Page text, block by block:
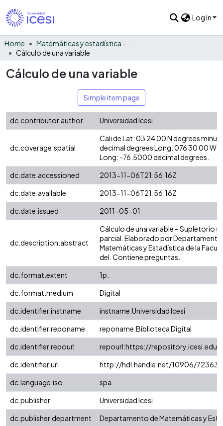
Log In
Home
Cálculo de una variable
Cálculo de una variable
Simple item page
dc.contributor.author Universidad Icesi
dc.coverage.spatial
Cali de Lat: 03 24 00 N degrees
decimal degrees Long: 076 30 00 W
Long: -76.5000 decimal degrees.
dc.date.accessioned
2013-11-06T21:56:16Z
dc.date.available
2013-11-06T21:56:16Z
dc.date.issued
2011-05-01
dc.description.abstract
Cálculo de una variable – Supletorio
parcial. Elaborado por
Matemáticas y Estadística de la
del. Contiene preguntas.
dc.format.extent
1p.
dc.format.medium
Digital
dc.identifier.instname
instname:Universidad Icesi
dc.identifier.reponame
reponame:Biblioteca Digital
dc.identifier.repourl
repourl:https://
dc.identifier.uri
http://hdl.handle.net/10906/72363
dc.language.iso
spa
dc.publisher
Universidad Icesi
dc.publisher.department
Departamento de Matemáticas y